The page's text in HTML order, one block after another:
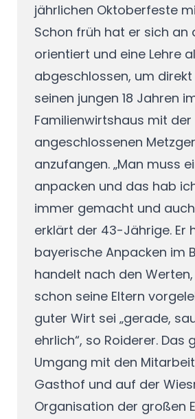
jährlichen Oktoberfeste
Schon früh hat er sich an
orientiert und eine Lehre
abgeschlossen, um
seinen jungen 18 Jahren
Familienwirtshaus mit der
angeschlossenen
anzufangen. „Man muss
anpacken und das hab
immer gemacht und
erklärt der 43-Jährige. Er
bayerische Anpacken im
handelt nach den
schon seine Eltern
guter Wirt sei „gerade,
ehrlich“, so Roiderer. Das
Umgang mit den
Gasthof und auf der
Organisation der großen